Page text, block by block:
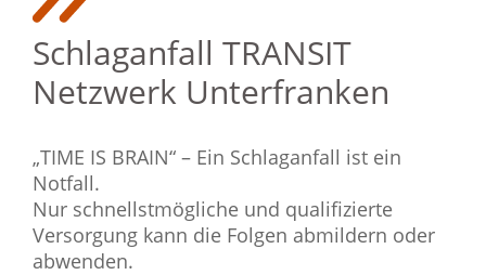
Schlaganfall TRANSIT
Netzwerk Unterfranken
„TIME IS BRAIN“ – Ein Schlaganfall ist ein
Notfall.
Nur schnellstmögliche und qualifizierte
Versorgung kann die Folgen abmildern oder
abwenden.